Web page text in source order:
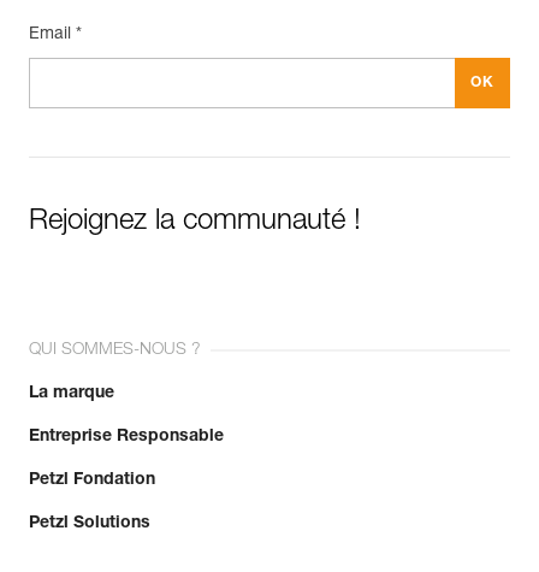
Email *
Rejoignez la communauté !
QUI SOMMES-NOUS ?
La marque
Entreprise Responsable
Petzl Fondation
Petzl Solutions